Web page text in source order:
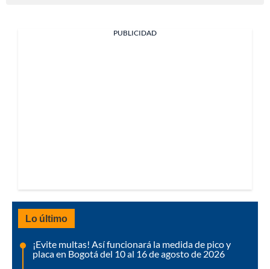
PUBLICIDAD
Lo último
¡Evite multas! Así funcionará la medida de pico y
placa en Bogotá del 10 al 16 de agosto de 2026